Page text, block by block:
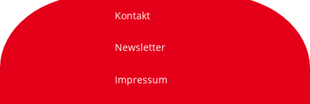
Kontakt
Newsletter
Impressum